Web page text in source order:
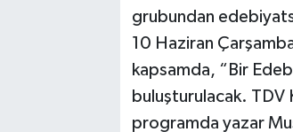
grubundan
10 Haziran
kapsamda, “Bir
buluşturulacak. TDV
programda yazar